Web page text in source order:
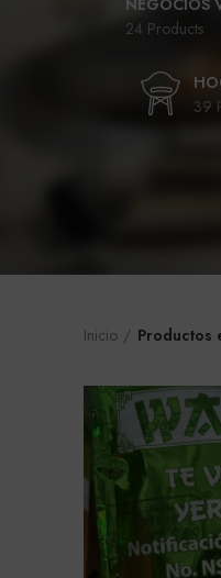
NEGOCIOS
24 Products
39
Inicio Productos